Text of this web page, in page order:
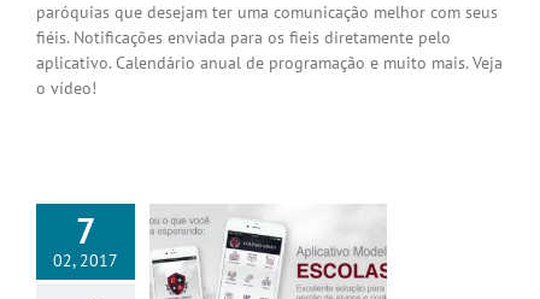
paróquias que desejam ter uma comunicação melhor com seus
fiéis. Notificações enviada para os fieis diretamente pelo
aplicativo. Calendário anual de programação e muito mais. Veja
o vídeo!
7
02, 2017
ideal para